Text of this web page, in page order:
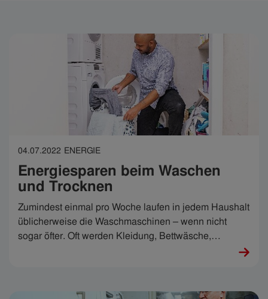
04.07.2022 ENERGIE
Energiesparen beim Waschen
und Trocknen
Zumindest einmal pro Woche laufen in jedem Haushalt
üblicherweise die Waschmaschinen – wenn nicht
sogar öfter. Oft werden Kleidung, Bettwäsche,
Waschmaschine haben, erfahren Sie hier. Wir zeigen